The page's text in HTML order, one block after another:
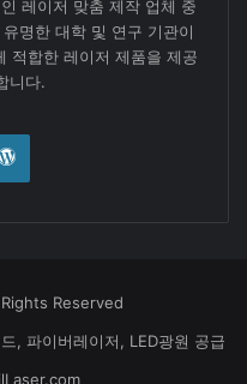
레이저 맞춤 제작 업체 중
명한 대학 및 연구 기관이
적합한 레이저 제품을 제공
니다.
Reserved
, 파이버레이저, LED광원 공급